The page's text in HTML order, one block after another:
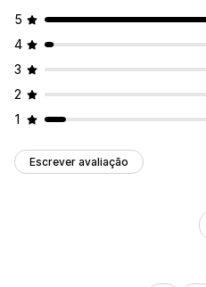
5
4
3
2
1
Escrever avaliação